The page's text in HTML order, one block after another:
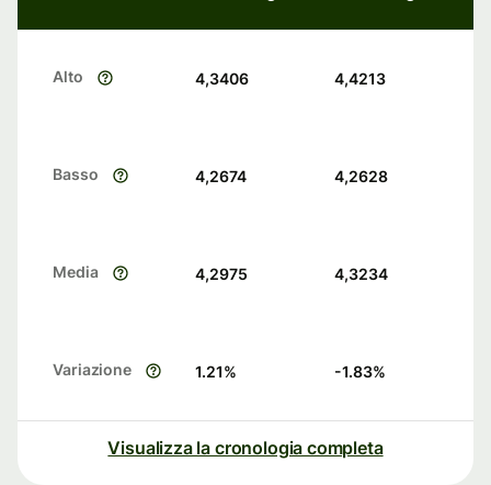
Alto 4,3406 4,4213
Basso 4,2674 4,2628
Media 4,2975 4,3234
Variazione 1.21% -1.83%
Visualizza la cronologia completa